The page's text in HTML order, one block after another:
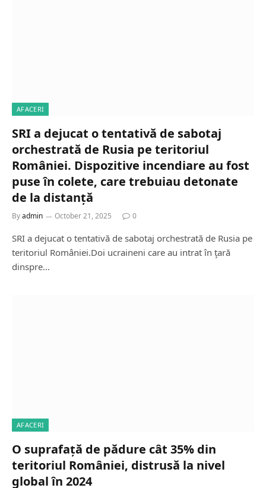
AFACERI
SRI a dejucat o tentativă de sabotaj
orchestrată de Rusia pe teritoriul
României. Dispozitive incendiare au fost
puse în colete, care trebuiau detonate
de la distanță
Byadmin October 21, 2025 0
SRI a dejucat o tentativă de sabotaj orchestrată de Rusia pe
teritoriul României.Doi ucraineni care au intrat în ţară
dinspre…
AFACERI
O suprafață de pădure cât 35% din
teritoriul României, distrusă la nivel
global în 2024